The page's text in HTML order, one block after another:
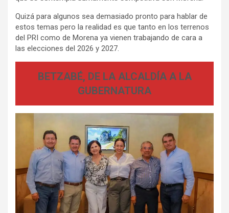
Quizá para algunos sea demasiado pronto para hablar de
estos temas pero la realidad es que tanto en los terrenos
del PRI como de Morena ya vienen trabajando de cara a
las elecciones del 2026 y 2027.
BETZABÉ, DE LA ALCALDÍA A LA
GUBERNATURA